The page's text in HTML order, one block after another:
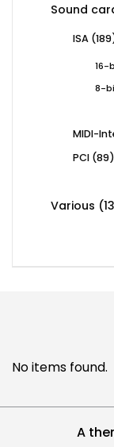
Sound
ISA 189
16-
8-
MIDI-
PCI 8989
Various
No items found.
A